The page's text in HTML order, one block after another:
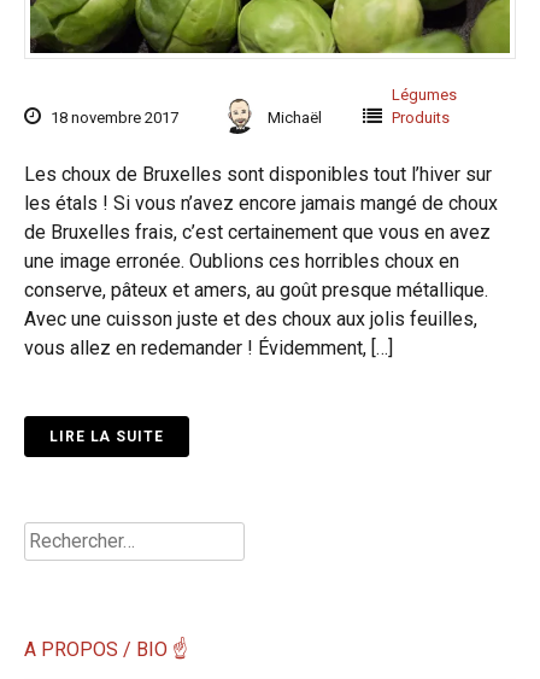
18 novembre 2017 Michaël
Légumes
Produits
Les choux de Bruxelles sont disponibles tout l’hiver sur
les étals ! Si vous n’avez encore jamais mangé de choux
de Bruxelles frais, c’est certainement que vous en avez
une image erronée. Oublions ces horribles choux en
conserve, pâteux et amers, au goût presque métallique.
Avec une cuisson juste et des choux aux jolis feuilles,
vous allez en redemander ! Évidemment, […]
LIRE LA SUITE
Rechercher :
A PROPOS / BIO ☝